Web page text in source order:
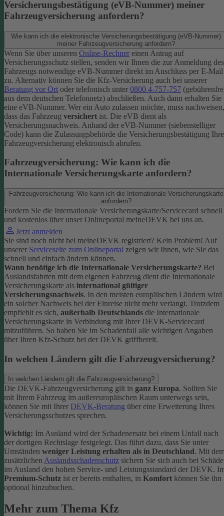
Versicherungsbestätigung (eVB-Nummer) meiner
Fahrzeugversicherung anfordern?
Wie kann ich die elektronische Versicherungsbestätigung (eVB-Nummer)
meiner Fahrzeugversicherung anfordern?
Wenn Sie über unseren Online-Rechner einen Antrag auf
Versicherungsschutz stellen, senden wir Ihnen die zur Anmeldung des
Fahrzeugs notwendige eVB-​Nummer direkt im Anschluss per E-Mail
zu. Alternativ können Sie die Kfz-​Versicherung auch bei unserer
Beratung vor Ort oder telefonisch unter 0800 4-​757-757
aus dem deutschen Telefonnetz) abschließen. Auch dann erhalten Sie
eine eVB-Nummer. Wer ein Auto zulassen möchte, muss nachweisen,
dass das Fahrzeug versichert ist. Die eVB dient als
Versicherungsnachweis. Anhand der eVB-Nummer (siebenstelliger
Code) kann die Zulassungsbehörde die Versicherungsbestätigung
Fahrzeugversicherung elektronisch abrufen.
Fahrzeugversicherung: Wie kann ich die
Internationale Versicherungskarte anfordern?
Fahrzeugversicherung: Wie kann ich die Internationale Versicherungskarte
anfordern?
Fordern Sie die Internationale Versicherungskarte/Servicecard schnell
und kostenlos über unser Onlineportal meineDEVK bei uns an.
Jetzt anmelden
Sie sind noch nicht bei meineDEVK registriert? Kein Problem! Auf
unserer Serviceseite zum Onlineportal zeigen wir Ihnen, wie Sie das
schnell und einfach ändern können.
Wann benötige ich die Internationale Versicherungskarte? Bei
Auslandsfahrten mit dem eigenen Fahrzeug dient die Internationale
Versicherungskarte als international gültiger
Versicherungsnachweis. In den meisten europäischen Ländern wird
ein solcher Nachweis bei der Einreise nicht mehr verlangt. Trotzdem
empfiehlt es sich, außerhalb Deutschlands die Internationale
Versicherungskarte in Verbindung mit Ihrer DEVK-Servicecard
mitzuführen. So haben Sie im Schadenfall alle wichtigen Angaben
über Ihren Kfz-Schutz bei der DEVK griffbereit.
In welchen Ländern gilt die Fahrzeugversicherung?
In welchen Ländern gilt die Fahrzeugversicherung?
Die DEVK-Fahrzeugversicherung gilt in ganz Europa. Sollten Sie
mit Ihrem Fahrzeug im außereuropäischen Raum unterwegs sein,
können Sie mit Ihrer DEVK-Beratung über eine Erweiterung Ihres
Versicherungsschutzes sprechen.
Wichtig: Im Ausland wird der Schadenersatz bei einem Unfall nach
der dortigen Rechtslage festgelegt. Das führt dazu, dass Sie unter
Umständen weniger Leistung erhalten als in Deutschland. Mit
zusätzlichenAuslandsschadenschutz sichern Sie sich auch bei
im Ausland den hohen Service- und Leistungsstandard der DEVK.
Premium-Schutz ist er bereits enthalten, in Komfort können Sie ihn
optional hinzubuchen.
Mehr zum Thema Kfz